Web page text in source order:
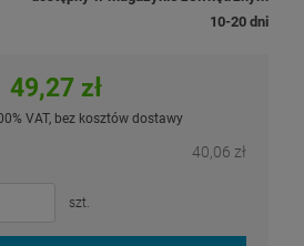
10-20 dni
49,27 zł
VAT, bez kosztów dostawy
40,06 zł
szt.